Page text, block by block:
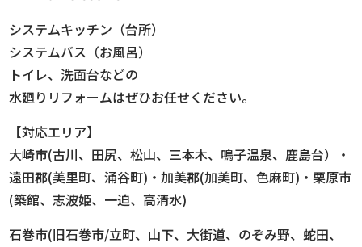
システムキッチン（台所）
システムバス（お風呂）
トイレ、洗面台などの
水廻りリフォームはぜひお任せください。
【対応エリア】
大崎市(古川、田尻、松山、三本木、鳴子温泉、鹿島台）・
遠田郡(美里町、涌谷町)・加美郡(加美町、色麻町)・栗原市
(築館、志波姫、一迫、高清水)
石巻市(旧石巻市/立町、山下、大街道、のぞみ野、蛇田、